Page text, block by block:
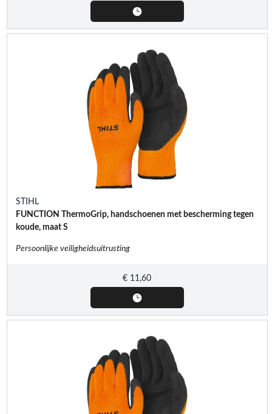
STIHL
FUNCTION ThermoGrip, handschoenen met bescherming tegen
koude, maat S
Persoonlijke veiligheidsuitrusting
€ 11,60